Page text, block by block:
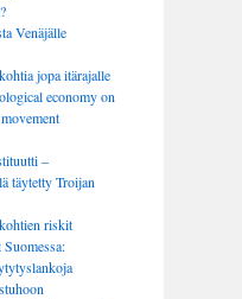
Venäjälle
jopa itärajalle
economy on
–
täytetty Troijan
riskit